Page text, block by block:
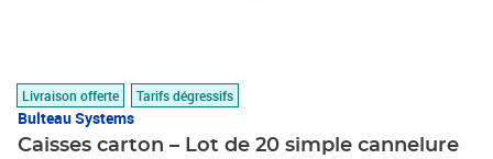
Livraison offerte Tarifs dégressifs
Bulteau Systems
Caisses carton – Lot de 20 simple cannelure